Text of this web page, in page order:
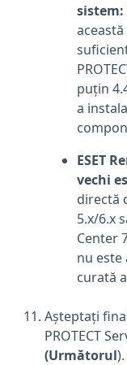
sistem:
puțin
a
ESET
vechi
directă
5.x/6.x
Center
nu este
curată a
Așteptați
PROTECT
(Următorul).